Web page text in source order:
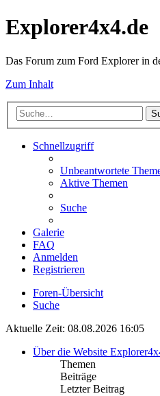
Explorer4x4.de
Das Forum zum Ford Explorer in
Zum Inhalt
Schnellzugriff
Unbeantwortete
Aktive Themen
Suche
Galerie
FAQ
Anmelden
Registrieren
Foren-Übersicht
Suche
Aktuelle Zeit: 08.08.2026 16:05
Über die Website
Themen
Beiträge
Letzter Beitrag